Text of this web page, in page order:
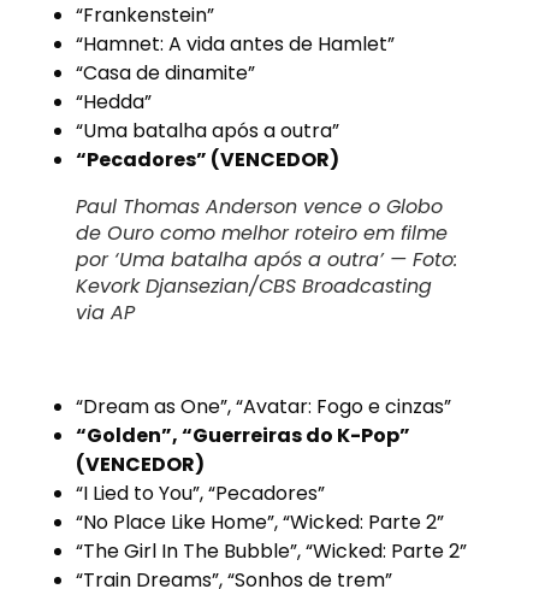
“Frankenstein”
“Hamnet: A vida antes de Hamlet”
“Casa de dinamite”
“Hedda”
“Uma batalha após a outra”
“Pecadores” (VENCEDOR)
Paul Thomas Anderson vence o Globo
de Ouro como melhor roteiro em filme
por ‘Uma batalha após a outra’ — Foto:
Kevork Djansezian/CBS Broadcasting
via AP
“Dream as One”, “Avatar: Fogo e cinzas”
“Golden”, “Guerreiras do K-Pop”
(VENCEDOR)
“I Lied to You”, “Pecadores”
“No Place Like Home”, “Wicked: Parte 2”
“The Girl In The Bubble”, “Wicked: Parte 2”
“Train Dreams”, “Sonhos de trem”